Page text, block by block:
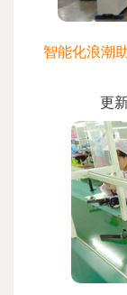
智能化浪潮
更